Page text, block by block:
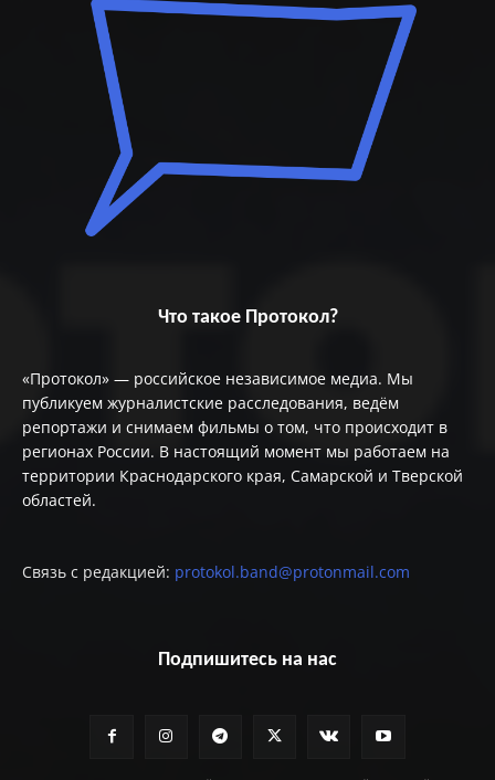
Что такое Протокол?
«Протокол» — российское независимое медиа. Мы
публикуем журналистские расследования, ведём
репортажи и снимаем фильмы о том, что происходит в
регионах России. В настоящий момент мы работаем на
территории Краснодарского края, Самарской и Тверской
областей.
Связь с редакцией: protokol.band@protonmail.com
Подпишитесь на нас